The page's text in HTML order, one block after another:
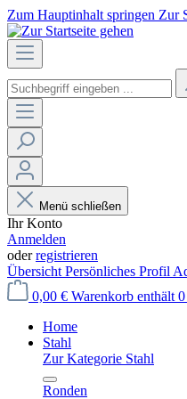
Zum Hauptinhalt springen Zur
Menü schließen
Ihr Konto
Anmelden
oderregistrieren
Übersicht Persönliches Profil
0,00 € Warenkorb enthält
Home
Stahl
Zur Kategorie Stahl
Ronden